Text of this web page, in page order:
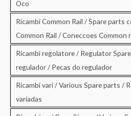
Oco
Ricambi Common Rail / Spare parts
Common Rail / Coneccoes Common
Ricambi regolatore / Regulator
regulador / Pecas do regulador
Ricambi vari / Various Spare parts /
variadas